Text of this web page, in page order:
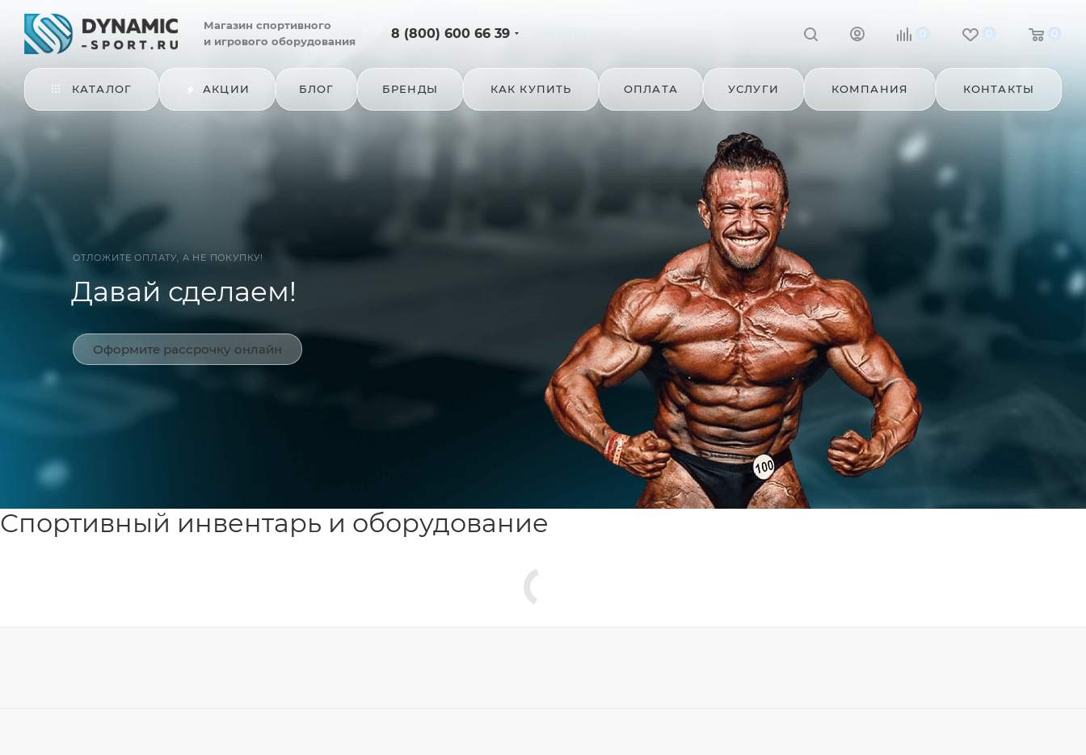
Магазин спортивного
и игрового оборудования
8 (800) 600 66 39 0 0 0
КАТАЛОГ АКЦИИ БЛОГ БРЕНДЫ КАК КУПИТЬ ОПЛАТА УСЛУГИ КОМПАНИЯ КОНТАКТЫ
ОТЛОЖИТЕ ОПЛАТУ, А НЕ ПОКУПКУ!
Давай сделаем!
Оформите рассрочку онлайн
Спортивный инвентарь и оборудование